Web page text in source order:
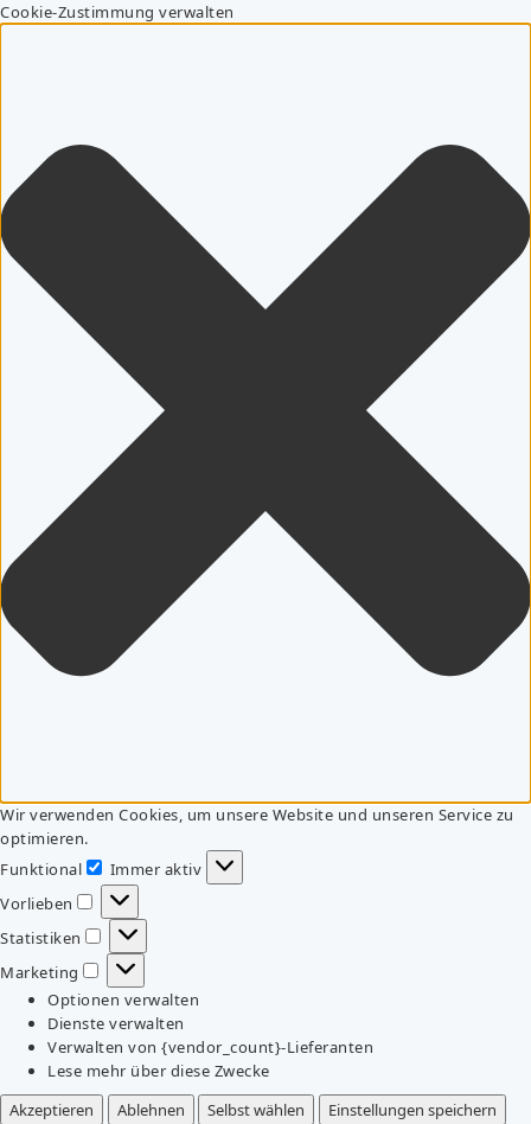
Cookie-Zustimmung verwalten
Wir verwenden Cookies, um unsere Website und unseren Service zu
optimieren.
Funktional
Funktional
Immer aktiv
Vorlieben
Vorlieben
Statistiken
Statistiken
Marketing
Marketing
Optionen verwalten
Dienste verwalten
Verwalten von {vendor_count}-Lieferanten
Lese mehr über diese Zwecke
Akzeptieren
Ablehnen Selbst wählen
Einstellungen speichern